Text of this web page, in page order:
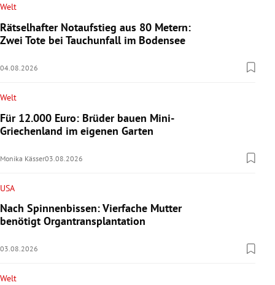
Welt
Rätselhafter Notaufstieg aus 80 Metern:
Zwei Tote bei Tauchunfall im Bodensee
04.08.2026
Welt
Für 12.000 Euro: Brüder bauen Mini-
Griechenland im eigenen Garten
Monika Kässer03.08.2026
USA
Nach Spinnenbissen: Vierfache Mutter
benötigt Organtransplantation
03.08.2026
Welt